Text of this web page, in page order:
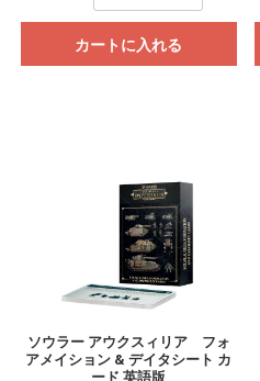
カートに入れる
ソウラー アウクスィリア フォ
アメイション & デイタシート カ
ード 英語版